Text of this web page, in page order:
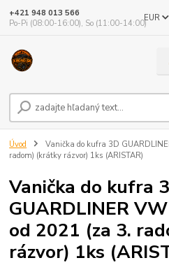
EUR
+421 948 013 566
Po-Pi (08:00-16:00), So (11:00-14:00)
Úvod
Vanička do kufra 3D
radom) (krátky rázvor) 1ks (ARISTAR)
Vanička do kufra
GUARDLINER
od 2021 (za 3.
rázvor) 1ks